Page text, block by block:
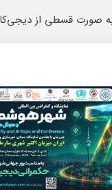
صورت قسطی از